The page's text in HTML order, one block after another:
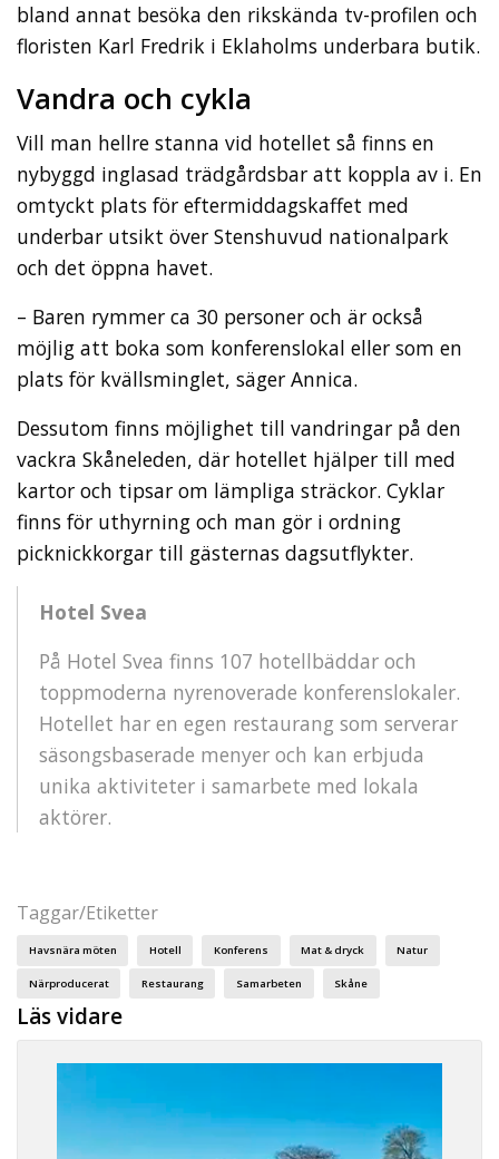
bland annat besöka den rikskända tv-profilen och
floristen Karl Fredrik i Eklaholms underbara butik.
Vandra och cykla
Vill man hellre stanna vid hotellet så finns en
nybyggd inglasad trädgårdsbar att koppla av i. En
omtyckt plats för eftermiddagskaffet med
underbar utsikt över Stenshuvud nationalpark
och det öppna havet.
– Baren rymmer ca 30 personer och är också
möjlig att boka som konferenslokal eller som en
plats för kvällsminglet, säger Annica.
Dessutom finns möjlighet till vandringar på den
vackra Skåneleden, där hotellet hjälper till med
kartor och tipsar om lämpliga sträckor. Cyklar
finns för uthyrning och man gör i ordning
picknickkorgar till gästernas dagsutflykter.
Hotel Svea
På Hotel Svea finns 107 hotellbäddar och
toppmoderna nyrenoverade konferenslokaler.
Hotellet har en egen restaurang som serverar
säsongsbaserade menyer och kan erbjuda
unika aktiviteter i samarbete med lokala
aktörer.
Taggar/Etiketter
Havsnära möten Hotell Konferens Mat & dryck Natur
Närproducerat Restaurang Samarbeten Skåne
Läs vidare